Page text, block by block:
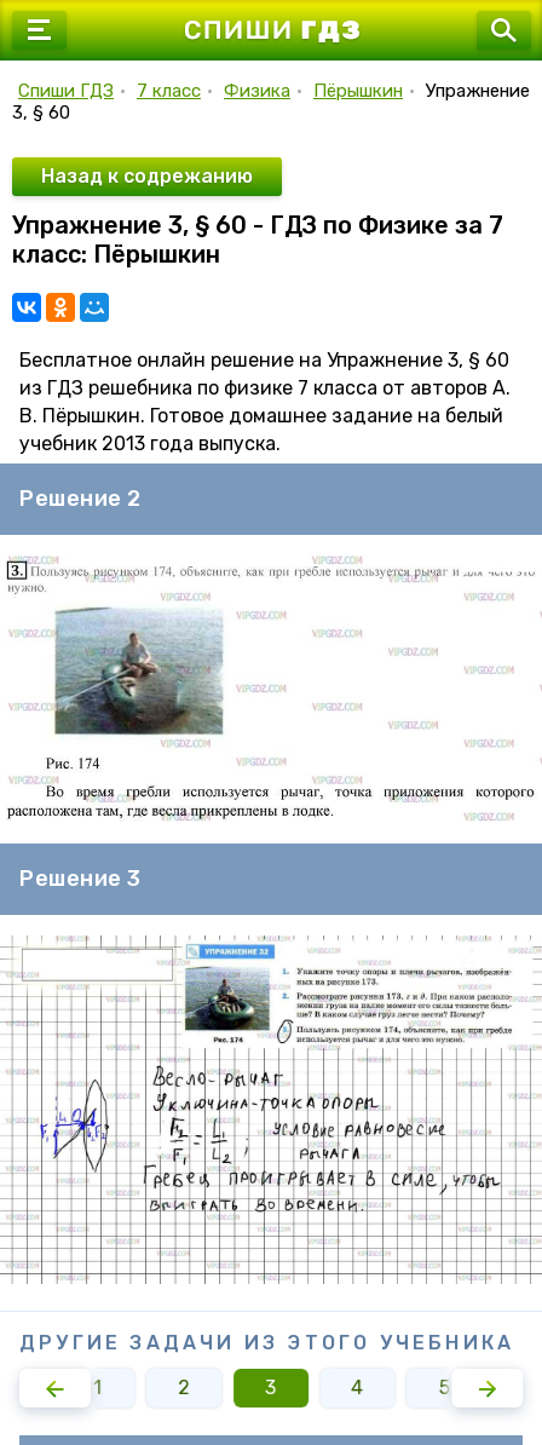
7 класс
9 класс
10 класс
11 класс
Спиши ГДЗ • 7 класс • Физика • Пёрышкин • Упражнение
3, § 60
Назад к содрежанию
Упражнение 3, § 60 - ГДЗ по Физике за 7
класс: Пёрышкин
Бесплатное онлайн решение на Упражнение 3, § 60
из ГДЗ решебника по физике 7 класса от авторов А.
В. Пёрышкин. Готовое домашнее задание на белый
учебник 2013 года выпуска.
Решение 2
Решение 3
ДРУГИЕ ЗАДАЧИ ИЗ ЭТОГО УЧЕБНИКА
1
2 3 4 5